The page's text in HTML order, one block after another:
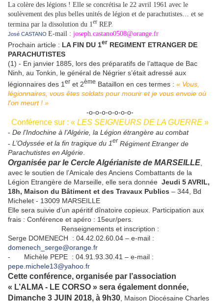
La colère des légions ! Elle se concrétisa le 22 avril 1961 avec le
soulèvement des plus belles unités de légion et de parachutistes… et se
termina par la dissolution du 1er REP.
José CASTANO E-mail : joseph.castano0508@orange.fr
Prochain article : LA FIN DU 1er REGIMENT ETRANGER DE
PARACHUTISTES
(1) - En janvier 1885, lors des préparatifs de l’attaque de Bac
Ninh, au Tonkin, le général de Négrier s’était adressé aux
légionnaires des 1 er et 2ème Bataillon en ces termes : « Vous,
légionnaires, vous êtes soldats pour mourir et je vous envoie où
l’on meurt ! »
-o-o-o-o-o-o-o-
Conférence sur : « LES SEIGNEURS DE LA GUERRE »
- De l’Indochine à l’Algérie, la Légion étrangère au combat
- L’Odyssée et la fin tragique du 1er Régiment Etranger de
Parachutistes en Algérie.
Organisée par le Cercle Algérianiste de MARSEILLE,
avec le soutien de l’Amicale des Anciens Combattants de la
Légion Etrangère de Marseille, elle sera donnée Jeudi 5 AVRIL,
18h, Maison du Bâtiment et des Travaux Publics – 344, Bd
Michelet - 13009 MARSEILLE
Elle sera suivie d’un apéritif dînatoire copieux. Participation aux
frais : Conférence et apéro : 15eur/pers.
Renseignements et inscription :
Serge DOMENECH : 04.42.02.60.04 – e-mail :
domenech_serge@orange.fr
- Michèle PEPE : 04.91.93.30.41 – e-mail :
pepe.michele13@yahoo.fr
Cette conférence, organisée par l’association
« L’ALMA - LE CORSO » sera également donnée,
Dimanche 3 JUIN 2018, à 9h30, Maison Diocésaine Charles